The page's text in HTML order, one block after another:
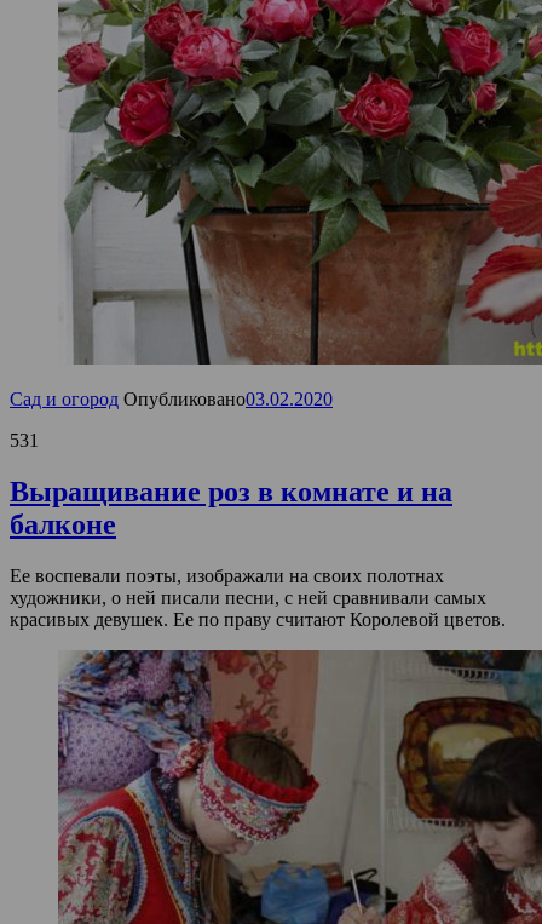
Сад и огород Опубликовано03.02.2020
531
Выращивание роз в комнате и на
балконе
Ее воспевали поэты, изображали на своих полотнах
художники, о ней писали песни, с ней сравнивали самых
красивых девушек. Ее по праву считают Королевой цветов.